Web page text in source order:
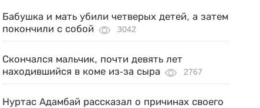
Бабушка и мать убили четверых детей, а затем
покончили с собой
3042
Скончался мальчик, почти девять лет
находившийся в коме из-за сыра
2767
Нуртас Адамбай рассказал о причинах своего